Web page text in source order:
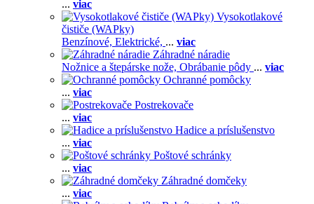
... viac
Vysokotlakové
čističe (WAPky)
Benzínové, Elektrické, ... viac
Záhradné náradie
Nožnice a štepárske nože, Obrábanie pôdy ... viac
Ochranné pomôcky
... viac
Postrekovače
... viac
Hadice a príslušenstvo
... viac
Poštové schránky
... viac
Záhradné domčeky
... viac